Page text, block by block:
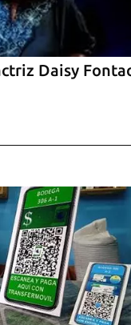
Daisy
con ‘Si esto es
una bicicleta’